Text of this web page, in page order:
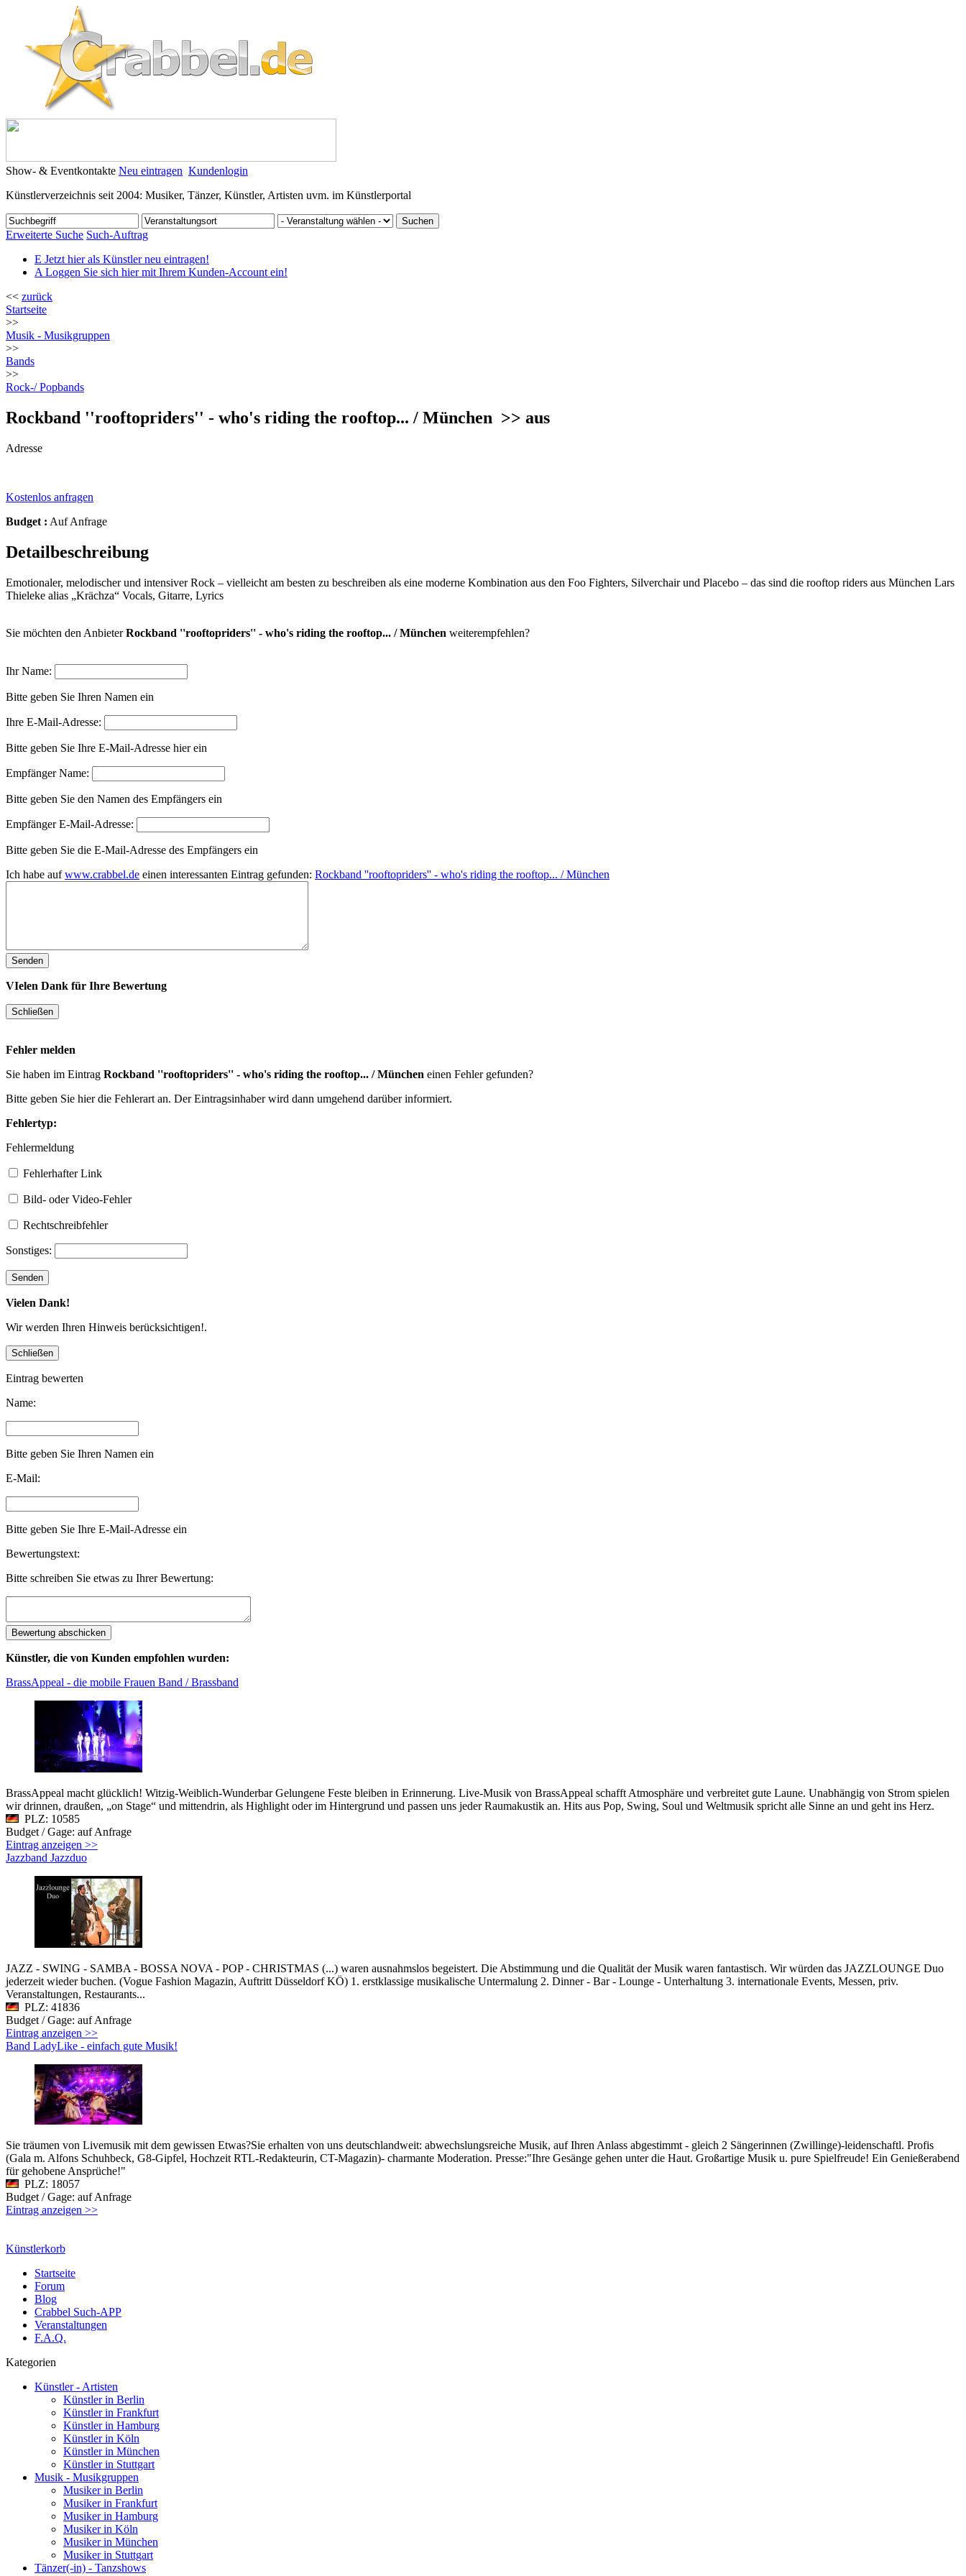
Show- & Eventkontakte Neu eintragen Kundenlogin
Künstlerverzeichnis seit 2004: Musiker, Tänzer, Künstler, Artisten uvm. im Künstlerportal
Erweiterte Suche Such-Auftrag
E Jetzt hier als Künstler neu eintragen!
A Loggen Sie sich hier mit Ihrem Kunden-Account ein!
<< zurück
Startseite
>>
Musik - Musikgruppen
>>
Bands
>>
Rock-/ Popbands
Rockband ''rooftopriders'' - who's riding the rooftop... / München >> aus
Adresse
Kostenlos anfragen
Budget : Auf Anfrage
Detailbeschreibung
Emotionaler, melodischer und intensiver Rock – vielleicht am besten zu beschreiben als eine moderne Kombination aus den Foo Fighters, Silverchair und Placebo – das sind die rooftop riders aus München Lars
Thieleke alias „Krächza“ Vocals, Gitarre, Lyrics
Sie möchten den AnbieterRockband ''rooftopriders'' - who's riding the rooftop... / München weiterempfehlen?
Ihr Name:
Bitte geben Sie Ihren Namen ein
Ihre E-Mail-Adresse:
Bitte geben Sie Ihre E-Mail-Adresse hier ein
Empfänger Name:
Bitte geben Sie den Namen des Empfängers ein
Empfänger E-Mail-Adresse:
Bitte geben Sie die E-Mail-Adresse des Empfängers ein
Ich habe aufwww.crabbel.de einen interessanten Eintrag gefunden: Rockband ''rooftopriders'' - who's riding the rooftop... / München
VIelen Dank für Ihre Bewertung
Fehler melden
Sie haben im Eintrag Rockband ''rooftopriders'' - who's riding the rooftop... / München einen Fehler gefunden?
Bitte geben Sie hier die Fehlerart an. Der Eintragsinhaber wird dann umgehend darüber informiert.
Fehlertyp:
Fehlermeldung
Fehlerhafter Link
Bild- oder Video-Fehler
Rechtschreibfehler
Sonstiges:
Vielen Dank!
Wir werden Ihren Hinweis berücksichtigen!.
Eintrag bewerten
Name:
Bitte geben Sie Ihren Namen ein
E-Mail:
Bitte geben Sie Ihre E-Mail-Adresse ein
Bewertungstext:
Bitte schreiben Sie etwas zu Ihrer Bewertung:
Künstler, die von Kunden empfohlen wurden:
BrassAppeal - die mobile Frauen Band / Brassband
BrassAppeal macht glücklich! Witzig-Weiblich-Wunderbar Gelungene Feste bleiben in Erinnerung. Live-Musik von BrassAppeal schafft Atmosphäre und verbreitet gute Laune. Unabhängig von Strom spielen
wir drinnen, draußen, „on Stage“ und mittendrin, als Highlight oder im Hintergrund und passen uns jeder Raumakustik an. Hits aus Pop, Swing, Soul und Weltmusik spricht alle Sinne an und geht ins Herz.
PLZ: 10585
Budget / Gage: auf Anfrage
Eintrag anzeigen >>
Jazzband Jazzduo
JAZZ - SWING - SAMBA - BOSSA NOVA - POP - CHRISTMAS (...) waren ausnahmslos begeistert. Die Abstimmung und die Qualität der Musik waren fantastisch. Wir würden das JAZZLOUNGE Duo
jederzeit wieder buchen. (Vogue Fashion Magazin, Auftritt Düsseldorf KÖ) 1. erstklassige musikalische Untermalung 2. Dinner - Bar - Lounge - Unterhaltung 3. internationale Events, Messen, priv.
Veranstaltungen, Restaurants...
PLZ: 41836
Budget / Gage: auf Anfrage
Eintrag anzeigen >>
Band LadyLike - einfach gute Musik!
Sie träumen von Livemusik mit dem gewissen Etwas?Sie erhalten von uns deutschlandweit: abwechslungsreiche Musik, auf Ihren Anlass abgestimmt - gleich 2 Sängerinnen (Zwillinge)-leidenschaftl. Profis
(Gala m. Alfons Schuhbeck, G8-Gipfel, Hochzeit RTL-Redakteurin, CT-Magazin)- charmante Moderation. Presse:"Ihre Gesänge gehen unter die Haut. Großartige Musik u. pure Spielfreude! Ein Genießerabend
für gehobene Ansprüche!"
PLZ: 18057
Budget / Gage: auf Anfrage
Eintrag anzeigen >>
Künstlerkorb
Startseite
Forum
Blog
Crabbel Such-APP
Veranstaltungen
F.A.Q.
Kategorien
Künstler - Artisten
Künstler in Berlin
Künstler in Frankfurt
Künstler in Hamburg
Künstler in Köln
Künstler in München
Künstler in Stuttgart
Musik - Musikgruppen
Musiker in Berlin
Musiker in Frankfurt
Musiker in Hamburg
Musiker in Köln
Musiker in München
Musiker in Stuttgart
Tänzer(-in) - Tanzshows